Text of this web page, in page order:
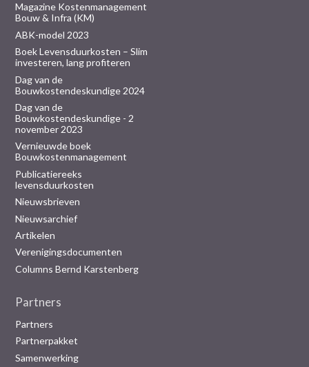
Magazine Kostenmanagement
Bouw & Infra (KM)
ABK-model 2023
Boek Levensduurkosten – Slim
investeren, lang profiteren
Dag van de
Bouwkostendeskundige 2024
Dag van de
Bouwkostendeskundige - 2
november 2023
Vernieuwde boek
Bouwkostenmanagement
Publicatiereeks
levensduurkosten
Nieuwsbrieven
Nieuwsarchief
Artikelen
Verenigingsdocumenten
Columns Bernd Karstenberg
Partners
Partners
Partnerpakket
Samenwerking